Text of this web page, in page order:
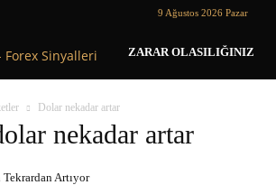
9 Ağustos 2026 Pazar
Forex
Koçu
ZARAR OLASILIĞINIZ
Dolar nekadar artar
nekadar artar
Artıyor